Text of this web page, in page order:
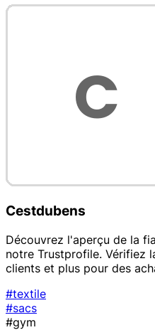
Cestdubens
Découvrez l'aperçu de la
notre Trustprofile. Vérifiez
clients et plus pour des
#textile
#sacs
#gym